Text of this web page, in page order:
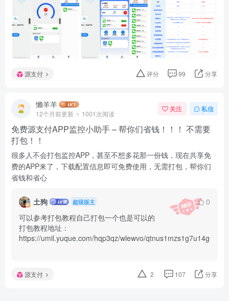
源支付 评分 99 分享
懒羊羊
12个月前更新 1001次阅读
关注 私信
免费源支付APP监控小助手 – 帮你们省钱！！！ 不需要
打包！！
很多人不会打包监控APP，甚至不想多花那一份钱，现在共享免
费的APP来了，下载配置信息即可免费使用，无需打包，帮你们
省钱和省心
土狗 超级版主
0
可以参考打包教程自己打包一个也是可以的
打包教程地址：
https://umil.yuque.com/hqp3qz/wlewvo/qtnus1mzs1g7u14g
源支付 2 107 分享